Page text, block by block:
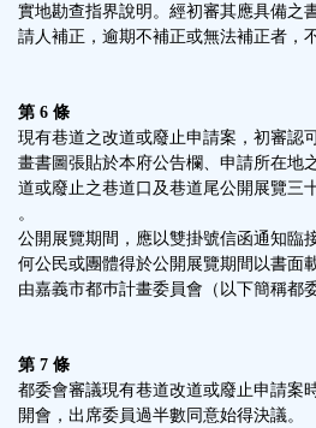
實地勘查指界說明。經初審其應具備之
請人補正，逾期不補正或無法補正者，
第 6 條
現有巷道之改道或廢止申請案，初審認
畫書圖張貼於本府公告欄、申請所在地
道或廢止之巷道口及巷道尾公開展覽三
。
公開展覽期間，應以雙掛號信函通知臨
何公民或團體得於公開展覽期間以書面
由嘉義市都巿計畫委員會（以下簡稱都
第 7 條
都委會審議現有巷道改道或廢止申請案
開會，出席委員過半數同意始得決議。